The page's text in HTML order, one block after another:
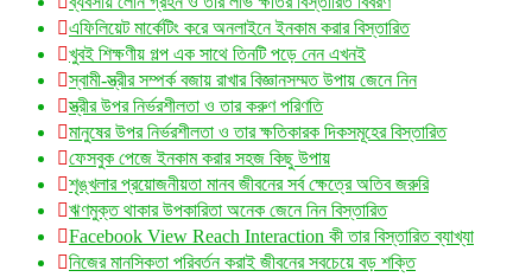
এফিলিয়েট মার্কেটিং করে অনলাইনে ইনকাম করার বিস্তারিত
খুবই শিক্ষণীয় গল্প এক সাথে তিনটি পড়ে নেন এখনই
স্বামী-স্ত্রীর সম্পর্ক বজায় রাখার বিজ্ঞানসম্মত উপায় জেনে নিন
স্ত্রীর উপর নির্ভরশীলতা ও তার করুণ পরিণতি
মানুষের উপর নির্ভরশীলতা ও তার ক্ষতিকারক দিকসমূহের বিস্তারিত
ফেসবুক পেজে ইনকাম করার সহজ কিছু উপায়
শৃঙ্খলার প্রয়োজনীয়তা মানব জীবনের সর্ব ক্ষেত্রে অতিব জরুরি
ঋণমুক্ত থাকার উপকারিতা অনেক জেনে নিন বিস্তারিত
Facebook View Reach Interaction কী তার বিস্তারিত ব্যাখ্যা
নিজের মানসিকতা পরিবর্তন করাই জীবনের সবচেয়ে বড় শক্তি